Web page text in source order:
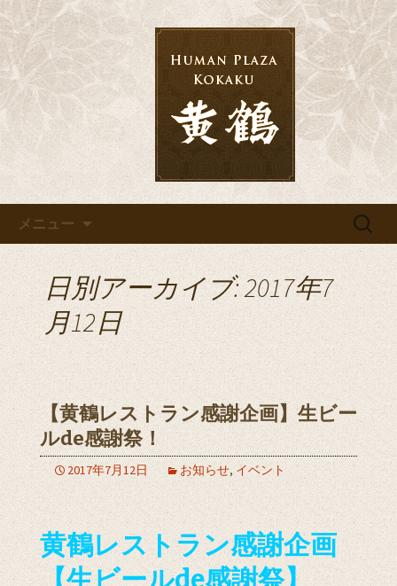
千葉の宴会・結婚式・披露宴な
ら「黄鶴」へ
千葉の宴会・結婚式・披露宴なら「黄
鶴」へ
メニュー
検
日別アーカイブ: 2017年7
月12日
【黄鶴レストラン感謝企画】生ビー
ルde感謝祭！
2017年7月12日 お知らせ, イベント
黄鶴レストラン感謝企画